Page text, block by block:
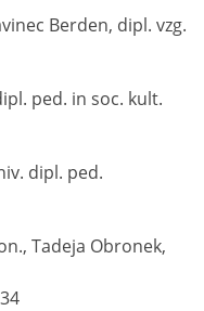
Berden, dipl. vzg.
ped. in soc. kult.
dipl. ped.
Tadeja Obronek,